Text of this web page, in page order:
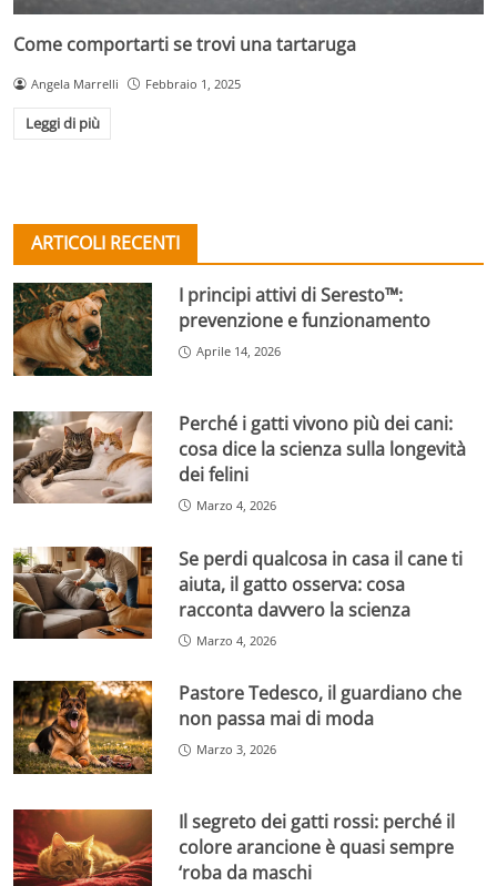
Come comportarti se trovi una tartaruga
Angela Marrelli Febbraio 1, 2025
Leggi di più
ARTICOLI RECENTI
I principi attivi di Seresto™:
prevenzione e funzionamento
Aprile 14, 2026
Perché i gatti vivono più dei cani:
cosa dice la scienza sulla longevità
dei felini
Marzo 4, 2026
Se perdi qualcosa in casa il cane ti
aiuta, il gatto osserva: cosa
racconta davvero la scienza
Marzo 4, 2026
Pastore Tedesco, il guardiano che
non passa mai di moda
Marzo 3, 2026
Il segreto dei gatti rossi: perché il
colore arancione è quasi sempre
‘roba da maschi